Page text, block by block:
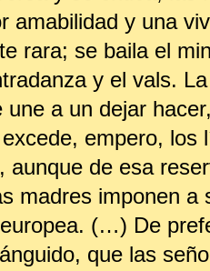
amabilidad y una
rara; se baila el
y el vals.
une a un dejar
empero, los
aunque de esa
madres imponen a
(…) De
que las